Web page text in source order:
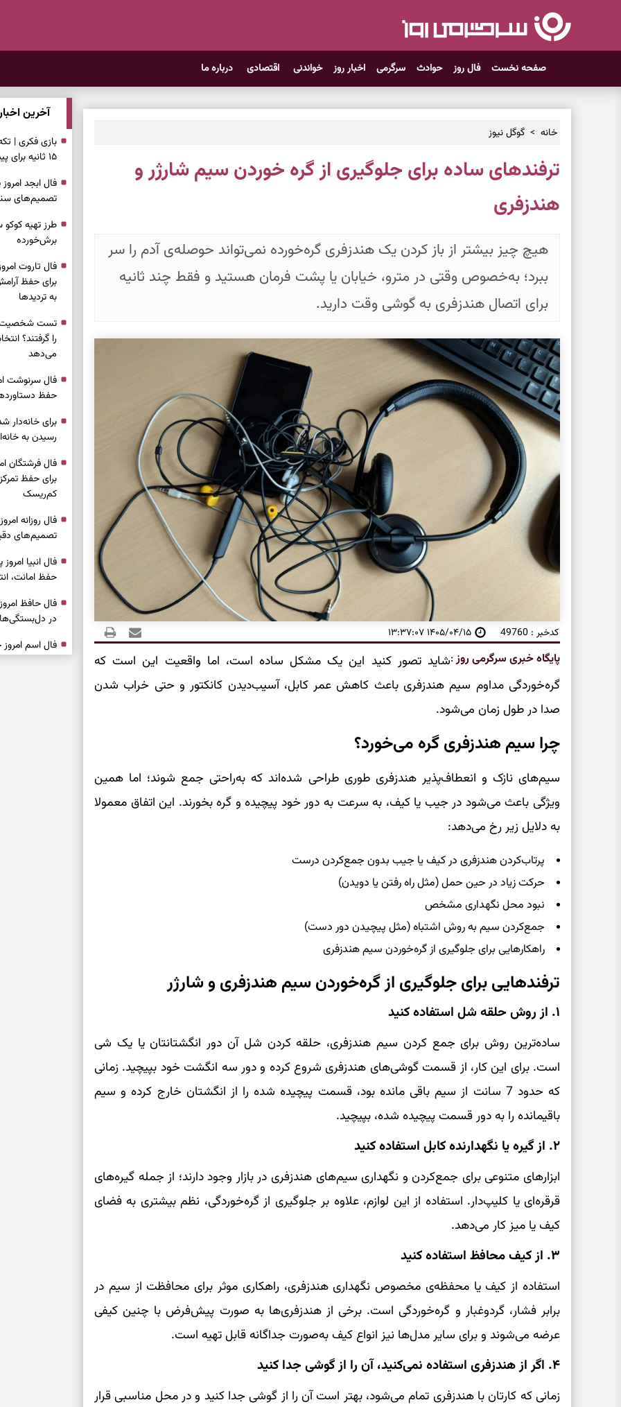
صفحه نخست فال روز حوادث سرگرمی اخبار روز خواندنی اقتصادی درباره ما
خانه گوگل نیوز
ترفندهای ساده برای جلوگیری از گره خوردن سیم شارژر و
هندزفری
هیچ چیز بیشتر از باز کردن یک هندزفری گره‌خورده نمی‌تواند حوصله‌ی آدم را سر
ببرد؛ به‌خصوص وقتی در مترو، خیابان یا پشت فرمان هستید و فقط چند ثانیه
برای اتصال هندزفری به گوشی وقت دارید.
کدخبر : 49760 ۱۴۰۵/۰۴/۱۵ ۱۳:۳۷:۰۷
پایگاه خبری سرگرمی روز:شاید تصور کنید این یک مشکل ساده است، اما واقعیت این است که
گره‌خوردگی مداوم سیم هندزفری باعث کاهش عمر کابل، آسیب‌دیدن کانکتور و حتی خراب‌ شدن
صدا در طول زمان می‌شود.
چرا سیم هندزفری گره می‌خورد؟
سیم‌های نازک و انعطاف‌پذیر هندزفری‌ طوری طراحی شده‌اند که به‌راحتی جمع شوند؛ اما همین
ویژگی باعث می‌شود در جیب یا کیف، به سرعت به دور خود پیچیده و گره بخورند. این اتفاق معمولا
به دلایل زیر رخ می‌دهد:
پرتاب‌کردن هندزفری در کیف یا جیب بدون جمع‌کردن درست
حرکت زیاد در حین حمل (مثل راه رفتن یا دویدن)
نبود محل نگهداری مشخص
جمع‌کردن سیم به روش اشتباه (مثل پیچیدن دور دست)
راهکارهایی برای جلوگیری از گره‌خوردن سیم هندزفری
ترفندهایی برای جلوگیری از گره‌خوردن سیم هندزفری و شارژر
۱. از روش حلقه‌ شل استفاده کنید
ساده‌ترین روش برای جمع‌ کردن سیم هندزفری، حلقه‌ کردن شل آن دور انگشتانتان یا یک شی
است. برای این کار، از قسمت گوشی‌های هندزفری شروع کرده و دور سه انگشت خود بپیچید. زمانی
که حدود 7 سانت از سیم باقی مانده بود، قسمت پیچیده شده را از انگشتان خارج کرده و سیم
باقیمانده را به دور قسمت پیچیده شده، بپیچید.
۲. از گیره یا نگهدارنده کابل استفاده کنید
ابزارهای متنوعی برای جمع‌کردن و نگهداری سیم‌های هندزفری در بازار وجود دارند؛ از جمله گیره‌های
قرقره‌ای یا کلیپ‌دار. استفاده از این لوازم، علاوه بر جلوگیری از گره‌خوردگی، نظم بیشتری به فضای
کیف یا میز کار می‌دهد.
۳. از کیف محافظ استفاده کنید
استفاده از کیف‌ یا محفظه‌ی مخصوص نگهداری هندزفری، راهکاری موثر برای محافظت از سیم در
برابر فشار، گردوغبار و گره‌خوردگی است. برخی از هندزفری‌ها به‌ صورت پیش‌فرض با چنین کیفی
عرضه می‌شوند و برای سایر مدل‌ها نیز انواع کیف به‌صورت جداگانه قابل تهیه است.
۴. اگر از هندزفری استفاده نمی‌کنید، آن را از گوشی جدا کنید
زمانی که کارتان با هندزفری تمام می‌شود، بهتر است آن را از گوشی جدا کنید و در محل مناسبی قرار
آخرین
بازی فکری |
۱۵ ثانیه برای پیداکردنش وقت دارید
تصمیم‌های
طرز تهیه
برش‌خورده
برای حفظ
به تردیدها
تست شخصیت
را گرفتند؟
می‌دهد
حفظ
برای خانه‌دار
رسیدن به
برای حفظ
کم‌ریسک
تصمیم‌های
حفظ امانت،
در
درباره حضور